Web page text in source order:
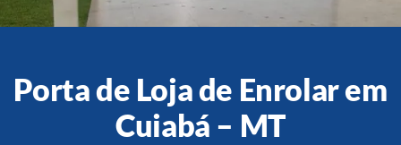
Acessórios
Porta de Loja de Enrolar em
Cuiabá – MT